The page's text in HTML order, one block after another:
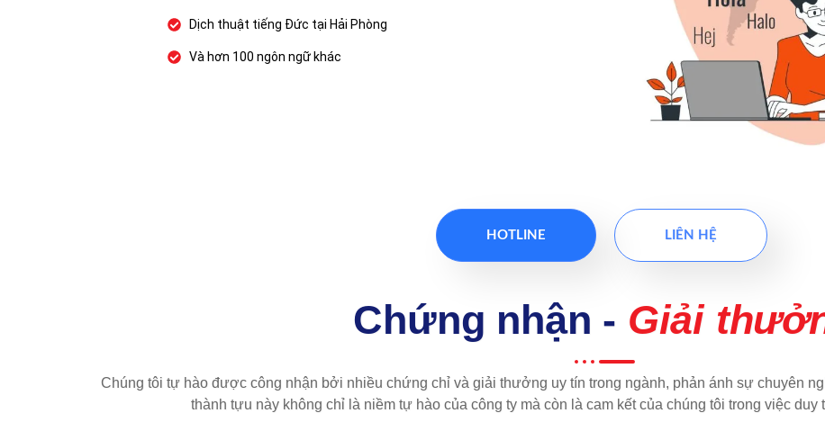
Dịch thuật tiếng Đức tại Hải Phòng
Và hơn 100 ngôn ngữ khác
HOTLINE LIÊN HỆ
Chứng nhận - Giải
Chúng tôi tự hào được công nhận bởi nhiều chứng chỉ và giải thưởng uy tín trong ngành, phản ánh sự chuyên
thành tựu này không chỉ là niềm tự hào của công ty mà còn là cam kết của chúng tôi trong việc duy